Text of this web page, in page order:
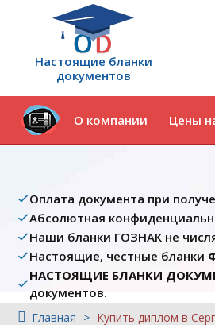
Настоящие бланки
документов
О компании Цены
Оплата документа при
Абсолютная
Наши бланки ГОЗНАК не
Настоящие, честные бланки
НАСТОЯЩИЕ БЛАНКИ
документов.
Главная Купить диплом в